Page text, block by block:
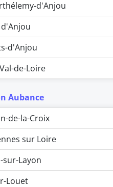
d'Anjou
d'Anjou
de-Loire
Aubance
de-la-Croix
sur Loire
sur-Layon
Louet